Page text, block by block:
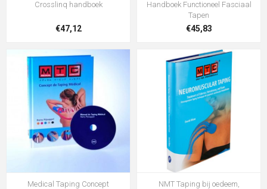
Crosslinq handboek
€47,12
Handboek Functioneel Fasciaal
Tapen
€45,83
Medical Taping Concept
NMT Taping bij oedeem,